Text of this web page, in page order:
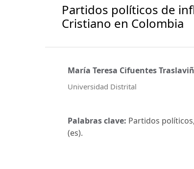
Partidos políticos de
Cristiano en Colombia
María Teresa Cifuentes
Universidad Distrital
Palabras clave: Partidos
(es).